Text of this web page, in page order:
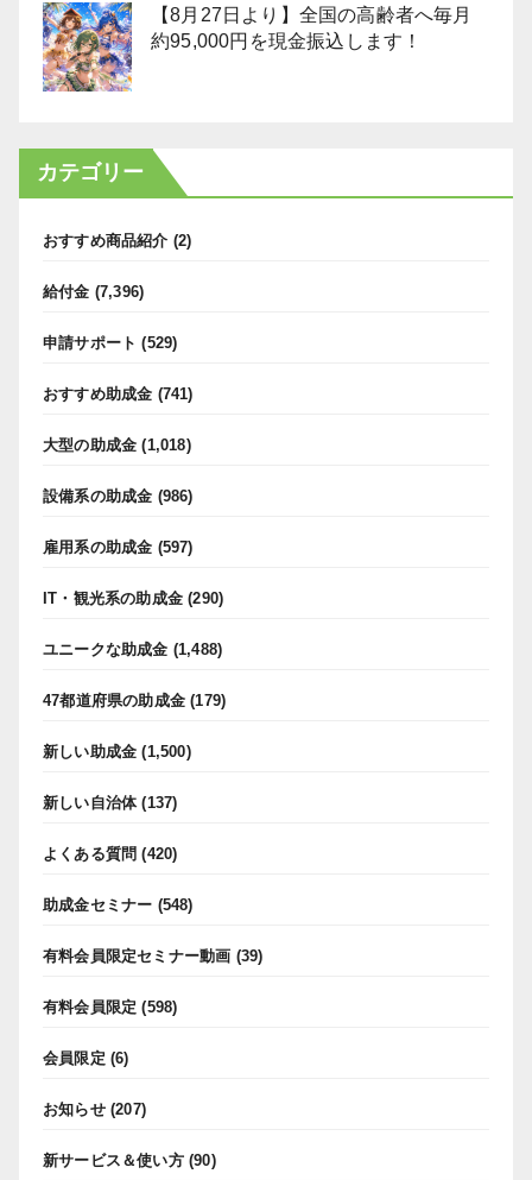
【8月27日より】全国の高齢者へ毎月
約95,000円を現金振込します！
カテゴリー
おすすめ商品紹介 (2)
給付金 (7,396)
申請サポート (529)
おすすめ助成金 (741)
大型の助成金 (1,018)
設備系の助成金 (986)
雇用系の助成金 (597)
IT・観光系の助成金 (290)
ユニークな助成金 (1,488)
47都道府県の助成金 (179)
新しい助成金 (1,500)
新しい自治体(137)
よくある質問 (420)
助成金セミナー (548)
有料会員限定セミナー動画 (39)
有料会員限定 (598)
会員限定 (6)
お知らせ(207)
新サービス＆使い方(90)